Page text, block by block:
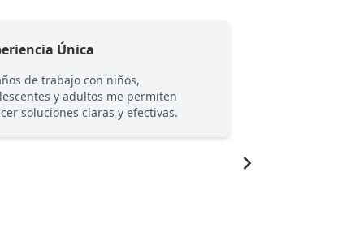
Única
de trabajo con niños,
y adultos me permiten
soluciones claras y efectivas.